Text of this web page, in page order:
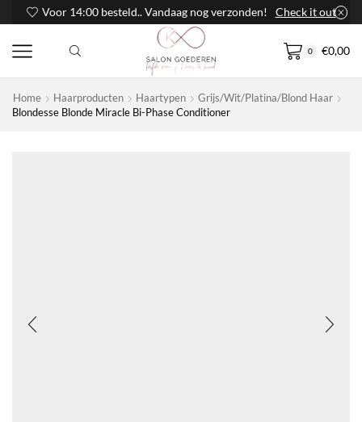
Voor 14:00 besteld.. Vandaag nog verzonden! Check it out
0 €0,00
Home Haarproducten Haartypen
Grijs/wit/platina/blond Haar
Blondesse Blonde Miracle Bi-Phase Conditioner